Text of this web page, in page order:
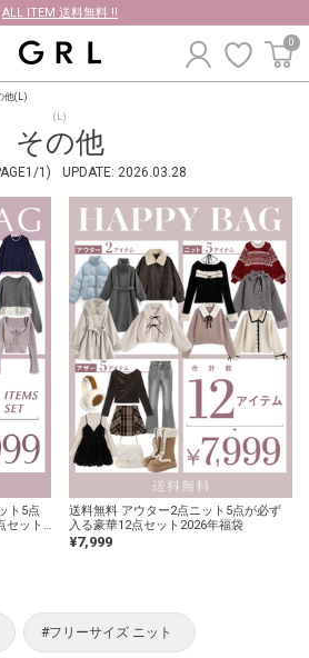
ALL ITEM 送料無料 !!
0
他(L)
その他
(L)
1) UPDATE: 2026.03.28
セット
送料無料 アウター2点ニット5点が必ず
入る豪華12点セット2026年福袋
¥7,999
#フリーサイズ ニット